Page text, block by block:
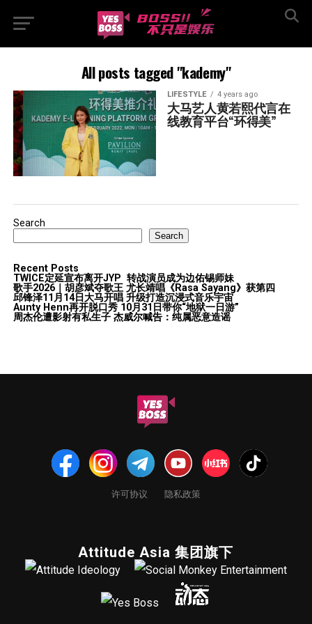
All posts tagged "kademy"
LIFESTYLE 4 years ago
大马艺人黄若熙代言在
线教育平台“环得美”
Search
Search
Recent Posts
TWICE定延宣布离开JYP 转战演员成为边佑锡师妹
歌手2026｜胡彦斌夺歌王 尤长靖唱《Rasa Sayang》获第四
邱锋泽11月14日大马开唱 升级打造沉浸式音乐宇宙
Aunty Henn再开脱口秀 10月31日带你“地狱一日游”
周杰伦遭影射有私生子 杰威尔喊告：纯属恶意造谣
许可协议 隐私政策
Attitude Asia 集团旗下